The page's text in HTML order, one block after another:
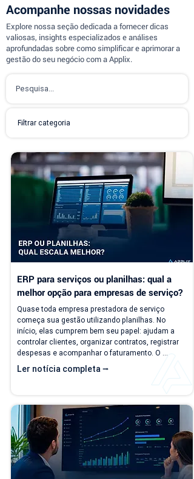
Acompanhe nossas novidades
Explore nossa seção dedicada a fornecer dicas
valiosas, insights especializados e análises
aprofundadas sobre como simplificar e aprimorar a
gestão do seu negócio com a Applix.
ERP para serviços ou planilhas: qual a
melhor opção para empresas de serviço?
Quase toda empresa prestadora de serviço
começa sua gestão utilizando planilhas. No
início, elas cumprem bem seu papel: ajudam a
controlar clientes, organizar contratos, registrar
despesas e acompanhar o faturamento. O
problema é que a empresa evolui, mas o modelo
de gestão muitas vezes continua o mesmo. Com
o aumento da carteira de clientes, novos
contratos, cobranças recorrentes e processos
financeiros mais complexos, aquilo que antes era
simples passa a consumir tempo, gerar
retrabalho e...
Ler notícia completa ⭢